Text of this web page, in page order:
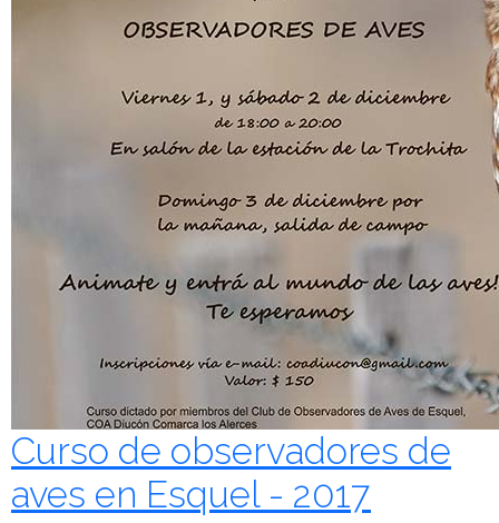
Curso de observadores de
aves en Esquel - 2017